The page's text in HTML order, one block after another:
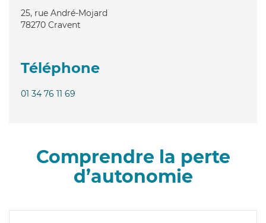
25, rue André-Mojard
78270 Cravent
Téléphone
01 34 76 11 69
Comprendre la perte
d’autonomie